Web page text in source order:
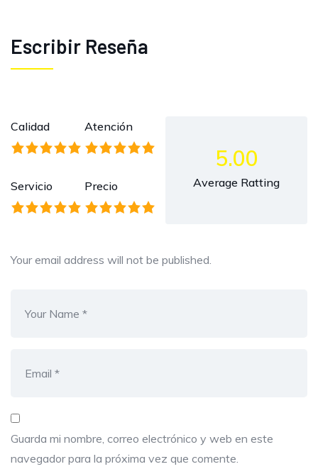
Escribir Reseña
Calidad Atención
Servicio Precio
5.00
Average Ratting
Your email address will not be published.
Guarda mi nombre, correo electrónico y web en este
navegador para la próxima vez que comente.